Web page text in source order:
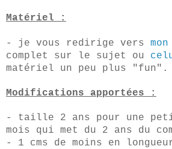
Matériel :
- je vous redirige vers
complet sur le sujet ou
matériel un peu plus "fun" .
Modifications apportées :
- taille 2 ans pour une
mois qui met du 2 ans du
- 1 cms de moins en